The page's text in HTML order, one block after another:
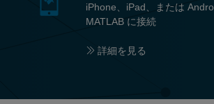
iPhone、iPad、または
MATLAB に接続
詳細を見る